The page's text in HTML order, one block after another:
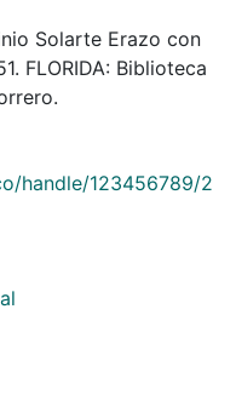
Solarte Erazo con
FLORIDA: Biblioteca
handle/123456789/2